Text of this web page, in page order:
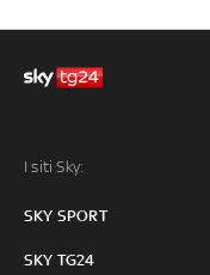
I siti Sky:
SKY SPORT
SKY TG24